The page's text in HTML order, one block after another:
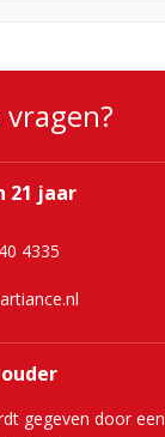
21 jaar
4335
gegeven door een